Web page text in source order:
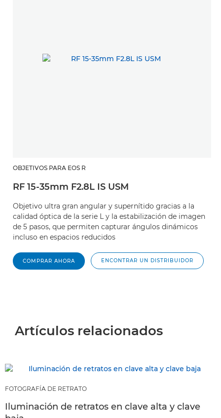
OBJETIVOS PARA EOS R
RF 15-35mm F2.8L IS USM
Objetivo ultra gran angular y supernítido gracias a la
calidad óptica de la serie L y la estabilización de imagen
de 5 pasos, que permiten capturar ángulos dinámicos
incluso en espacios reducidos
COMPRAR AHORA ENCONTRAR UN DISTRIBUIDOR
Artículos relacionados
FOTOGRAFÍA DE RETRATO
Iluminación de retratos en clave alta y clave